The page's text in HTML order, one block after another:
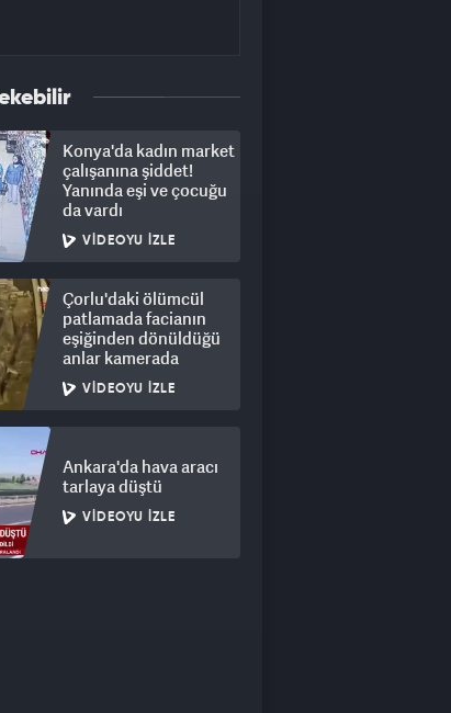
Konya'da kadın market
çalışanına şiddet!
Yanında eşi ve çocuğu
da vardı
VIDEOYU İZLE
Çorlu'daki ölümcül
patlamada facianın
eşiğinden dönüldüğü
anlar kamerada
VIDEOYU İZLE
Ankara'da hava aracı
tarlaya düştü
VIDEOYU İZLE